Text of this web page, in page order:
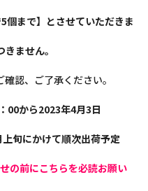
まで】とさせていただきま
ません。
確認、ご了承ください。
00から2023年4月3日
旬にかけて順次出荷予定
の前にこちらを必読お願い